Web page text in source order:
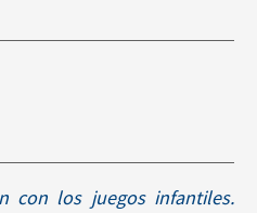
con los juegos infantiles.